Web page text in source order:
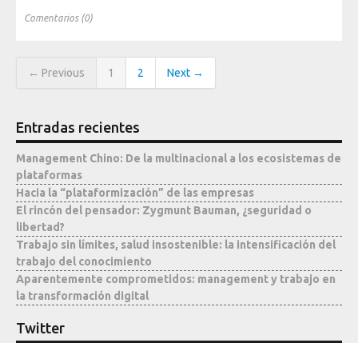
Comentarios (0)
← Previous 1 2 Next →
Entradas recientes
Management Chino: De la multinacional a los ecosistemas de
plataformas
Hacia la “plataformización” de las empresas
El rincón del pensador: Zygmunt Bauman, ¿seguridad o
libertad?
Trabajo sin límites, salud insostenible: la intensificación del
trabajo del conocimiento
Aparentemente comprometidos: management y trabajo en
la transformación digital
Twitter